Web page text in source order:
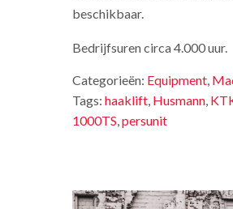
beschikbaar.
Bedrijfsuren circa 4.000 uur.
Categorieën: Equipment
Tags: haaklift Husmann
1000TS persunit